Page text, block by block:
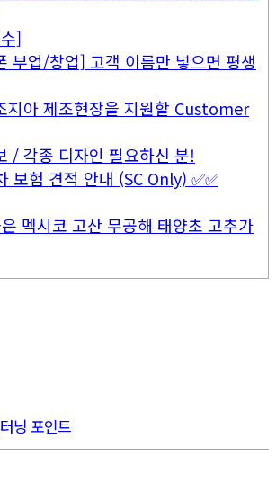
]
부업/창업] 고객 이름만 넣으면 평생
지아 제조현장을 지원할 Customer
/ 각종 디자인 필요하신 분!
보험 견적 안내 (SC Only) ✅✅
멕시코 고산 무공해 태양초 고추가
닝 포인트